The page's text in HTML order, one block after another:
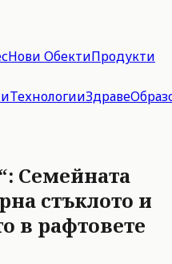
Нови ОбектиПродукти
ТехнологииЗдраве
Семейната
стъклото и
в рафтовете